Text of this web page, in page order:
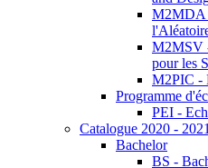
M2MDA
M2MSV
pour les
M2PIC -
Programme
PEI -
Catalogue 2020 - 2021
Bachelor
BS -